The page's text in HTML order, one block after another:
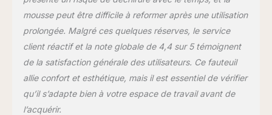
table de travail ou du
poste informatique.
mousse peut être difficile à reformer après une utilisation
prolongée. Malgré ces quelques réserves, le service
client réactif et la note globale de 4,4 sur 5 témoignent
de la satisfaction générale des utilisateurs. Ce fauteuil
allie confort et esthétique, mais il est essentiel de vérifier
qu’il s’adapte bien à votre espace de travail avant de
l’acquérir.